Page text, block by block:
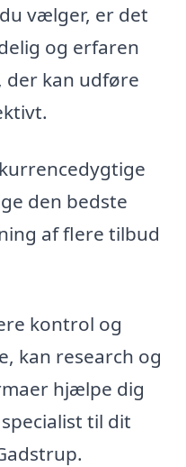
vælger, er det
og erfaren
kan udføre
den bedste
af flere tilbud
kontrol og
kan research og
hjælpe dig
til dit